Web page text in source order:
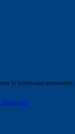
le istruzioni necessarie.